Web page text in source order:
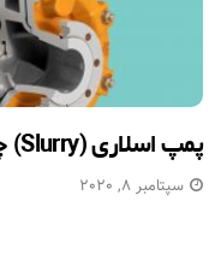
پمپ اسلاری (Slurry) چیست؟
سپتامبر 8, 2020